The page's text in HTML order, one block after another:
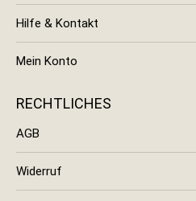
Hilfe & Kontakt
Mein Konto
RECHTLICHES
AGB
Widerruf